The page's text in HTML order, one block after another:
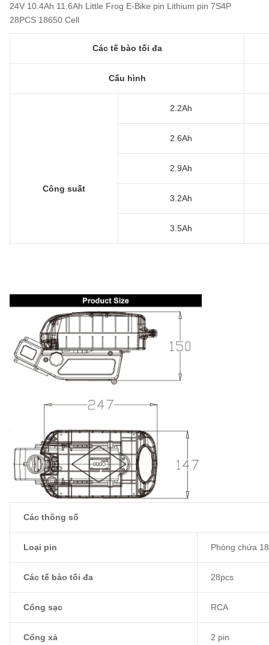
24V 10.4Ah 11.6Ah Little Frog E-Bike pin Lithium pin 7S4P
28PCS 18650 Cell
Các tế bào tối đa
Cấu hình
Công suất
2.2Ah
2.6Ah
2.9Ah
3.2Ah
3.5Ah
Các thông số
Loại pin Phòng chứa
Các tế bào tối đa 28pcs
Cổng sạc RCA
Cổng xả 2 pin